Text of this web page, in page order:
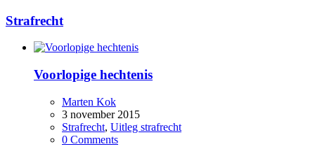
Strafrecht
Voorlopige hechtenis
Marten Kok
3 november 2015
Strafrecht, Uitleg strafrecht
0 Comments